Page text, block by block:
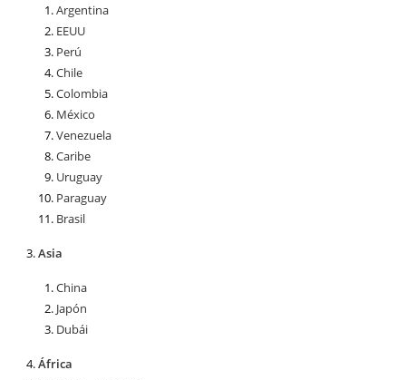
Argentina
EEUU
Perú
Chile
Colombia
México
Venezuela
Caribe
Uruguay
Paraguay
Brasil
Asia
China
Japón
Dubái
África